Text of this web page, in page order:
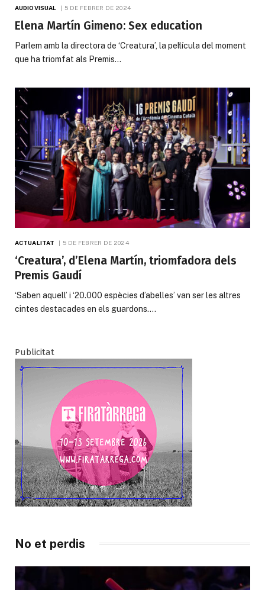
AUDIOVISUAL 5 DE FEBRER DE 2024
Elena Martín Gimeno: Sex education
Parlem amb la directora de ‘Creatura’, la pel·lícula del moment
que ha triomfat als Premis…
ACTUALITAT 5 DE FEBRER DE 2024
‘Creatura’, d’Elena Martín, triomfadora dels
Premis Gaudí
‘Saben aquell’ i ‘20.000 espècies d’abelles’ van ser les altres
cintes destacades en els guardons.…
Publicitat
No et perdis